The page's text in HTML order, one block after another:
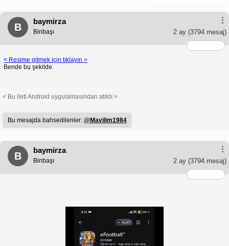
B
baymirza
2 ay (3794 mesaj)
Binbaşı
< Resime gitmek için tıklayın >
Bende bu şekilde.
< Bu ileti Android uygulamasından atıldı >
Bu mesajda bahsedilenler: @Mavilim1984
B
baymirza
2 ay (3794 mesaj)
Binbaşı